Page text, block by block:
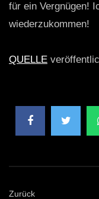
für ein Vergnügen!
wiederzukommen!
QUELLE
Zurück